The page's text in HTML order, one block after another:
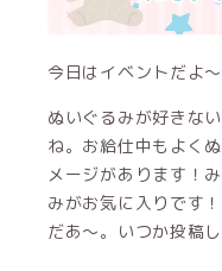
今日はイベントだよ〜
ぬいぐるみが好きな
ね。お給仕中もよく
メージがあります！
みがお気に入りです
だあ〜。いつか投稿し